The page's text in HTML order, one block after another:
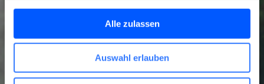
Alle zulassen
Auswahl erlauben